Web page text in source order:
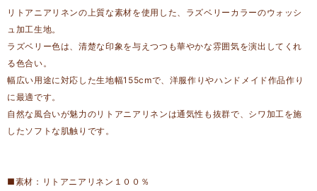
リトアニアリネンの上質な素材を使用した、ラズベリーカラーのウォッシ
ュ加工生地。
ラズベリー色は、清楚な印象を与えつつも華やかな雰囲気を演出してくれ
る色合い。
幅広い用途に対応した生地幅155cmで、洋服作りやハンドメイド作品作り
に最適です。
自然な風合いが魅力のリトアニアリネンは通気性も抜群で、シワ加工を施
したソフトな肌触りです。
■素材：リトアニアリネン１００％